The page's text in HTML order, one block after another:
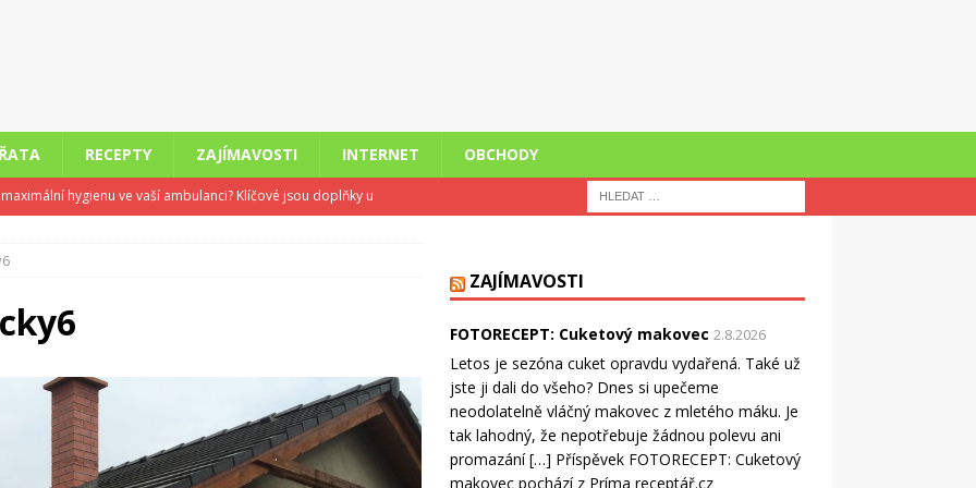
RECEPTY ZAJÍMAVOSTI INTERNET OBCHODY
maximální hygienu ve vaší ambulanci? Klíčové jsou doplňky u
v pohodě: Klimatizace pro příjemné ochlazení domácnosti
odpočívat aneb Jak bolest a zánět narušují spánek
skladu firmám pomáhá šetřit čas i peníze
OBCHODY
staršího bytu versus koupě novostavby: Co se dnes více
ZAJÍMAVOSTI
FOTORECEPT: Cuketový makovec 2.8.2026
Letos je sezóna cuket opravdu vydařená. Také už
jste ji dali do všeho? Dnes si upečeme
neodolatelně vláčný makovec z mletého máku. Je
tak lahodný, že nepotřebuje žádnou polevu ani
promazání […] Příspěvek FOTORECEPT: Cuketový
makovec pochází z Príma receptář.cz